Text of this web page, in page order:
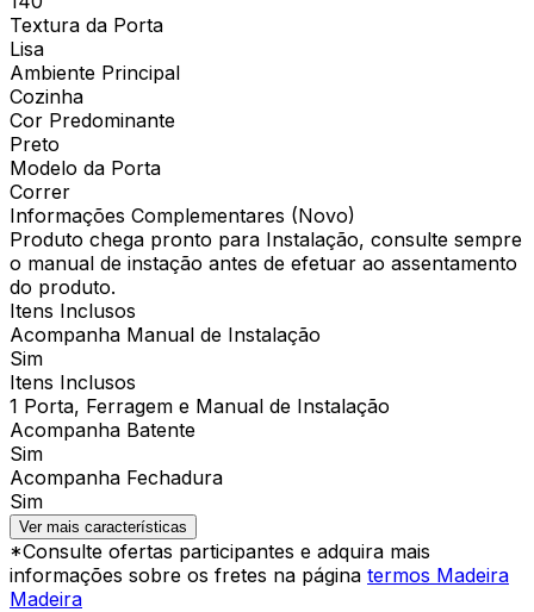
Textura da Porta
Lisa
Ambiente Principal
Cozinha
Cor Predominante
Preto
Modelo da Porta
Correr
Informações Complementares (Novo)
Produto chega pronto para Instalação, consulte sempre
o manual de instação antes de efetuar ao assentamento
do produto.
Itens Inclusos
Acompanha Manual de Instalação
Sim
Itens Inclusos
1 Porta, Ferragem e Manual de Instalação
Acompanha Batente
Sim
Acompanha Fechadura
Sim
Ver mais características
*Consulte ofertas participantes e adquira mais
informações sobre os fretes na página termos Madeira
Madeira